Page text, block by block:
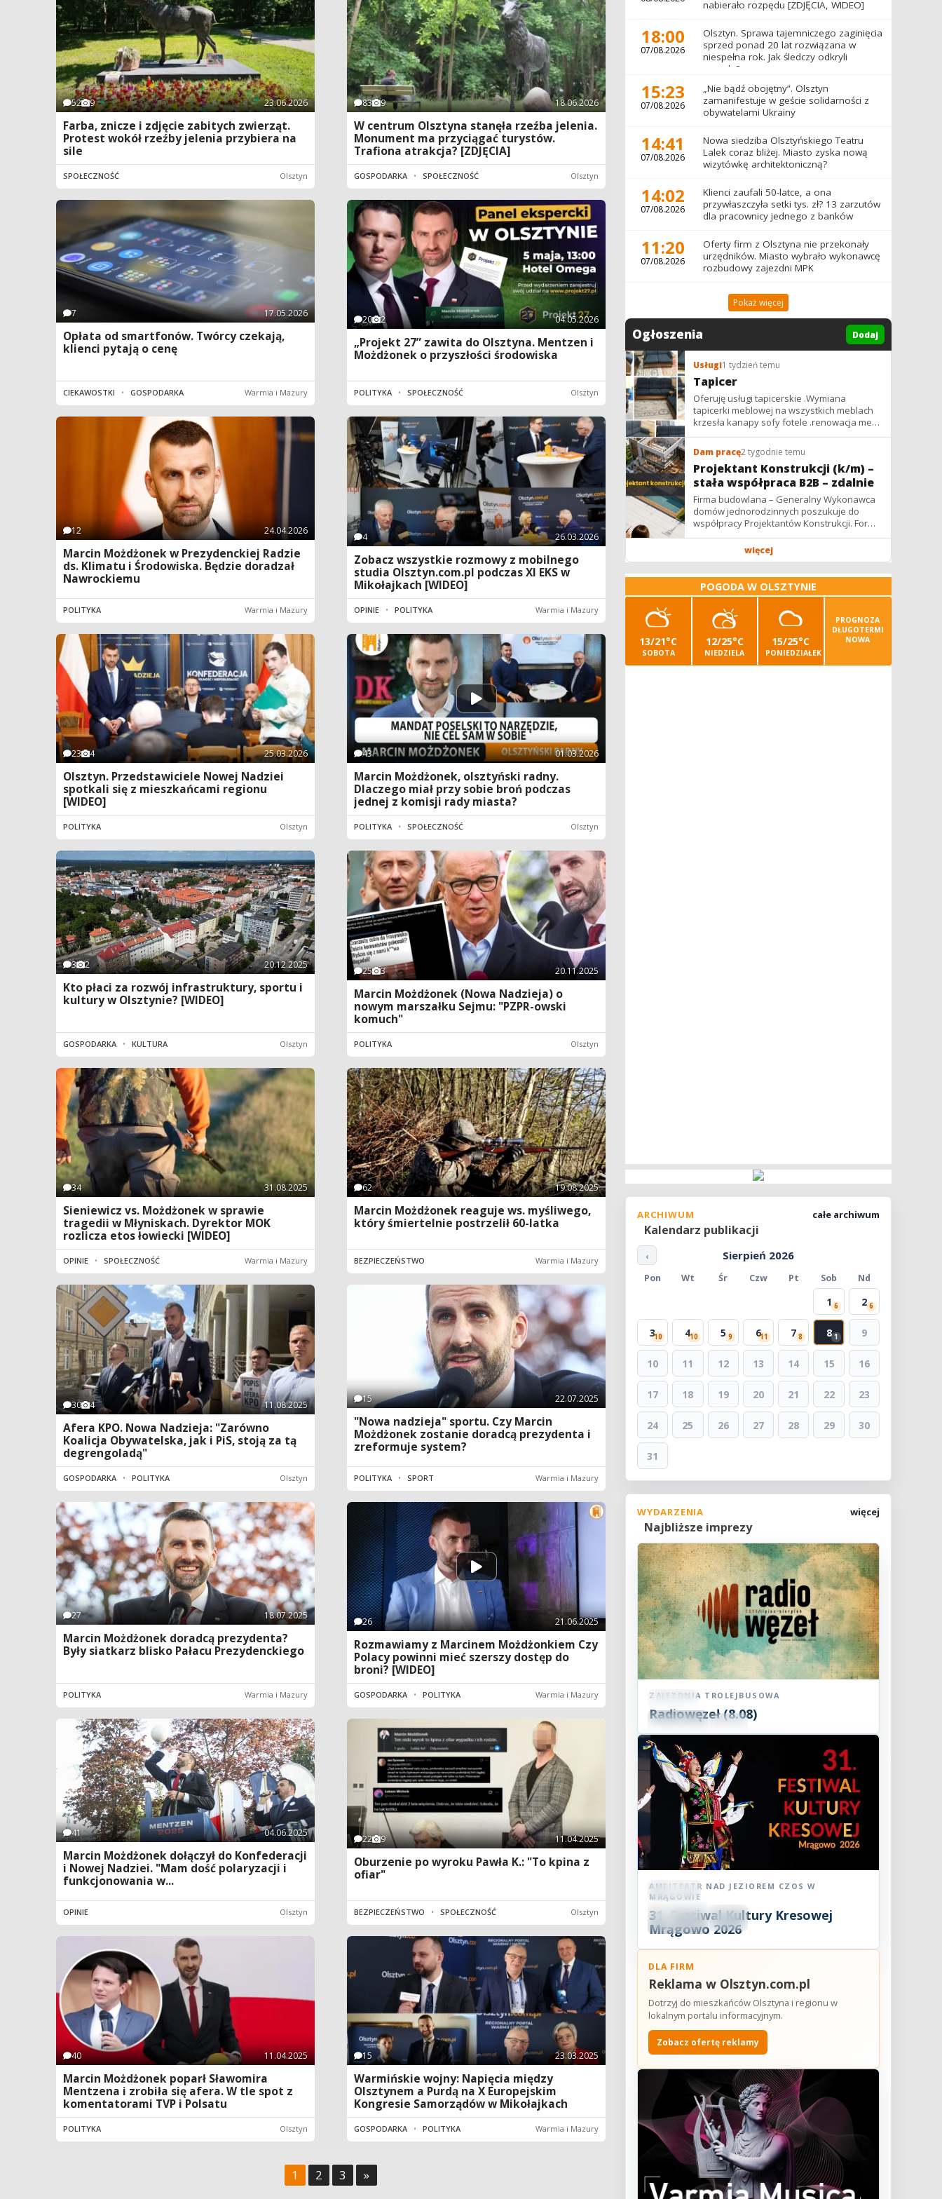
52 9 23.06.2026
Farba, znicze i zdjęcie zabitych zwierząt.
Protest wokół rzeźby jelenia przybiera na
sile
SPOŁECZNOŚĆ Olsztyn
83 9 18.06.2026
W centrum Olsztyna stanęła rzeźba jelenia.
Monument ma przyciągać turystów.
Trafiona atrakcja? [ZDJĘCIA]
GOSPODARKA • SPOŁECZNOŚĆ Olsztyn
7 17.05.2026
Opłata od smartfonów. Twórcy czekają,
klienci pytają o cenę
CIEKAWOSTKI • GOSPODARKA Warmia i Mazury
20 2 04.05.2026
„Projekt 27” zawita do Olsztyna. Mentzen i
Możdżonek o przyszłości środowiska
POLITYKA • SPOŁECZNOŚĆ Olsztyn
12 24.04.2026
Marcin Możdżonek w Prezydenckiej Radzie
ds. Klimatu i Środowiska. Będzie doradzał
Nawrockiemu
POLITYKA Warmia i Mazury
4 26.03.2026
Zobacz wszystkie rozmowy z mobilnego
studia Olsztyn.com.pl podczas XI EKS w
Mikołajkach [WIDEO]
OPINIE • POLITYKA Warmia i Mazury
23 4 25.03.2026
Olsztyn. Przedstawiciele Nowej Nadziei
spotkali się z mieszkańcami regionu
[WIDEO]
POLITYKA Olsztyn
43 01.03.2026
Marcin Możdżonek, olsztyński radny.
Dlaczego miał przy sobie broń podczas
jednej z komisji rady miasta?
POLITYKA • SPOŁECZNOŚĆ Olsztyn
3 2 20.12.2025
Kto płaci za rozwój infrastruktury, sportu i
kultury w Olsztynie? [WIDEO]
GOSPODARKA • KULTURA Olsztyn
25 3 20.11.2025
Marcin Możdżonek (Nowa Nadzieja) o
nowym marszałku Sejmu: "PZPR-owski
komuch"
POLITYKA Olsztyn
34 31.08.2025
Sieniewicz vs. Możdżonek w sprawie
tragedii w Młyniskach. Dyrektor MOK
rozlicza etos łowiecki [WIDEO]
OPINIE • SPOŁECZNOŚĆ Warmia i Mazury
62 19.08.2025
Marcin Możdżonek reaguje ws. myśliwego,
który śmiertelnie postrzelił 60-latka
BEZPIECZEŃSTWO Warmia i Mazury
30 4 11.08.2025
Afera KPO. Nowa Nadzieja: "Zarówno
Koalicja Obywatelska, jak i PiS, stoją za tą
degrengoladą"
GOSPODARKA • POLITYKA Olsztyn
15 22.07.2025
"Nowa nadzieja" sportu. Czy Marcin
Możdżonek zostanie doradcą prezydenta i
zreformuje system?
POLITYKA • SPORT Warmia i Mazury
27 18.07.2025
Marcin Możdżonek doradcą prezydenta?
Były siatkarz blisko Pałacu Prezydenckiego
POLITYKA Warmia i Mazury
26 21.06.2025
Rozmawiamy z Marcinem Możdżonkiem Czy
Polacy powinni mieć szerszy dostęp do
broni? [WIDEO]
GOSPODARKA • POLITYKA Warmia i Mazury
41 04.06.2025
Marcin Możdżonek dołączył do Konfederacji
i Nowej Nadziei. "Mam dość polaryzacji i
funkcjonowania w...
OPINIE Olsztyn
22 9 11.04.2025
Oburzenie po wyroku Pawła K.: "To kpina z
ofiar"
BEZPIECZEŃSTWO • SPOŁECZNOŚĆ Olsztyn
40 11.04.2025
Marcin Możdżonek poparł Sławomira
Mentzena i zrobiła się afera. W tle spot z
komentatorami TVP i Polsatu
POLITYKA Olsztyn
15 23.03.2025
Warmińskie wojny: Napięcia między
Olsztynem a Purdą na X Europejskim
Kongresie Samorządów w Mikołajkach
GOSPODARKA • POLITYKA Warmia i Mazury
1 2 3 »
nabierało rozpędu [ZDJĘCIA, WIDEO]
18:00
07/08.2026
Olsztyn. Sprawa tajemniczego zaginięcia
sprzed ponad 20 lat rozwiązana w
niespełna rok. Jak śledczy odkryli
prawdę?
15:23
07/08.2026
„Nie bądź obojętny”. Olsztyn
zamanifestuje w geście solidarności z
obywatelami Ukrainy
14:41
07/08.2026
Nowa siedziba Olsztyńskiego Teatru
Lalek coraz bliżej. Miasto zyska nową
wizytówkę architektoniczną?
14:02
07/08.2026
Klienci zaufali 50-latce, a ona
przywłaszczyła setki tys. zł? 13 zarzutów
dla pracownicy jednego z banków
11:20
07/08.2026
Oferty firm z Olsztyna nie przekonały
urzędników. Miasto wybrało wykonawcę
rozbudowy zajezdni MPK
Pokaż więcej
Ogłoszenia Dodaj
Usługi1 tydzień temu
Tapicer
Oferuję usługi tapicerskie .Wymiana
tapicerki meblowej na wszystkich meblach
krzesła kanapy sofy fotele .renowacja mebli
vintage,PRL. glamur
Dam pracę2 tygodnie temu
Projektant Konstrukcji (k/m) –
stała współpraca B2B – zdalnie
Firma budowlana – Generalny Wykonawca
domów jednorodzinnych poszukuje do
współpracy Projektantów Konstrukcji. Forma
współpracy: B2B / podwykonawstwo –
więcej
POGODA W OLSZTYNIE
13/21°C
SOBOTA
12/25°C
NIEDZIELA
15/25°C
PONIEDZIAŁEK
PROGNOZA
DŁUGOTERMI
NOWA
ARCHIWUM
Kalendarz publikacji
całe archiwum
‹ Sierpień 2026
Pon Wt Śr Czw Pt Sob Nd
1 6 2 6
310 410 5 9 611 7 8 8 1 9
10 11 12 13 14 15 16
17 18 19 20 21 22 23
24 25 26 27 28 29 30
31
WYDARZENIA
Najbliższe imprezy
więcej
Koncert
08 SIE
2026
ZAJEZDNIA TROLEJBUSOWA
Radiowęzeł (8.08)
08 SIE 18:30
AMFITEATR NAD JEZIOREM CZOS W
MRĄGOWIE
31. Festiwal Kultury Kresowej
Mrągowo 2026
DLA FIRM
Reklama w Olsztyn.com.pl
Dotrzyj do mieszkańców Olsztyna i regionu w
lokalnym portalu informacyjnym.
Zobacz ofertę reklamy